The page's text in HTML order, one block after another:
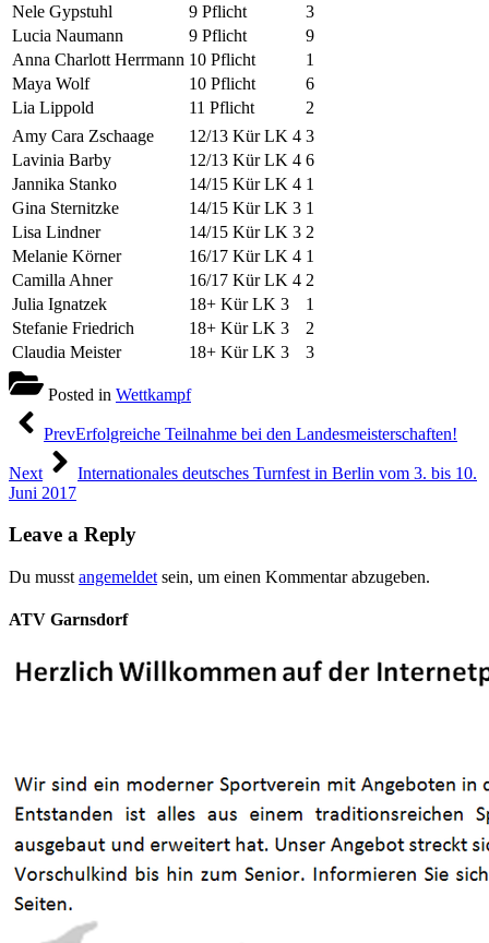
Nele Gypstuhl
9 Pflicht
3
Lucia Naumann
9 Pflicht
9
Anna Charlott Herrmann 10 Pflicht
1
Maya Wolf
10 Pflicht
6
Lia Lippold
11 Pflicht
2
Amy Cara Zschaage
12/13 Kür LK 4 3
Lavinia Barby
12/13 Kür LK 4 6
Jannika Stanko
14/15 Kür LK 4 1
Gina Sternitzke
14/15 Kür LK 3 1
Lisa Lindner
14/15 Kür LK 3 2
Melanie Körner
16/17 Kür LK 4 1
Camilla Ahner
16/17 Kür LK 4 2
Julia Ignatzek
18+ Kür LK 3
1
Stefanie Friedrich
18+ Kür LK 3
2
Claudia Meister
18+ Kür LK 3 3
Posted in Wettkampf
Beitragsnavigation
PrevErfolgreiche Teilnahme bei den Landesmeisterschaften!
Next
Internationales deutsches Turnfest in Berlin vom 3. bis 10.
Juni 2017
Leave a Reply
Du musst angemeldet sein, um einen Kommentar abzugeben.
ATV Garnsdorf